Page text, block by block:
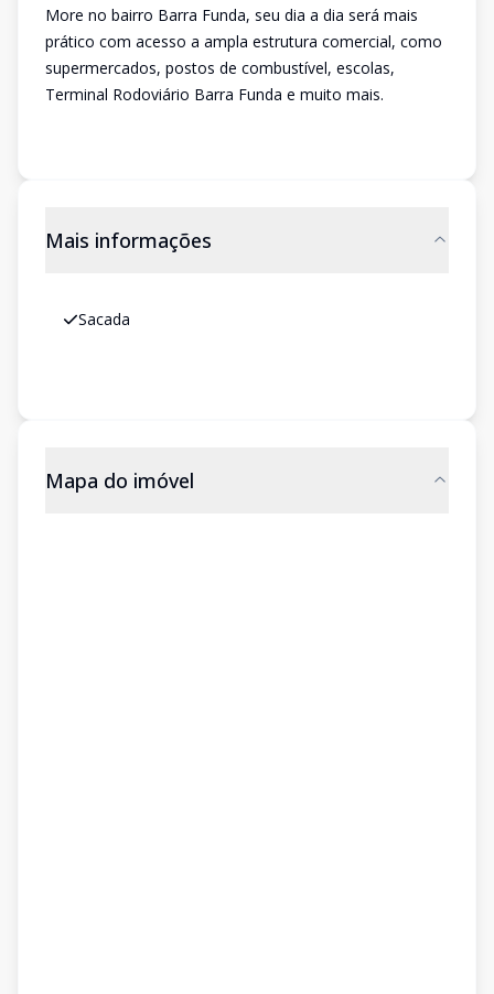
More no bairro Barra Funda, seu dia a dia será mais
prático com acesso a ampla estrutura comercial, como
supermercados, postos de combustível, escolas,
Terminal Rodoviário Barra Funda e muito mais.
Mais informações
Sacada
Mapa do imóvel